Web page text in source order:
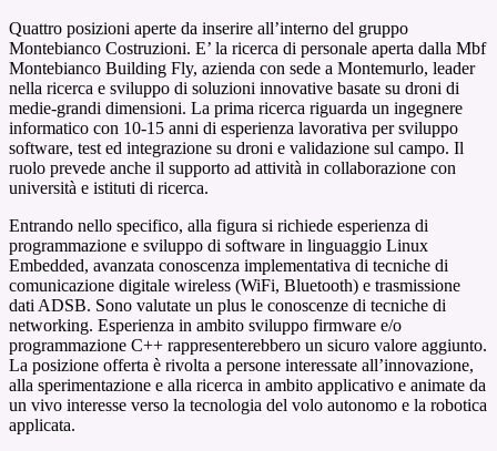
Quattro posizioni aperte da inserire all’interno del gruppo
Montebianco Costruzioni. E’ la ricerca di personale aperta dalla Mbf
Montebianco Building Fly, azienda con sede a Montemurlo, leader
nella ricerca e sviluppo di soluzioni innovative basate su droni di
medie-grandi dimensioni. La prima ricerca riguarda un ingegnere
informatico con 10-15 anni di esperienza lavorativa per sviluppo
software, test ed integrazione su droni e validazione sul campo. Il
ruolo prevede anche il supporto ad attività in collaborazione con
università e istituti di ricerca.
Entrando nello specifico, alla figura si richiede esperienza di
programmazione e sviluppo di software in linguaggio Linux
Embedded, avanzata conoscenza implementativa di tecniche di
comunicazione digitale wireless (WiFi, Bluetooth) e trasmissione
dati ADSB. Sono valutate un plus le conoscenze di tecniche di
networking. Esperienza in ambito sviluppo firmware e/o
programmazione C++ rappresenterebbero un sicuro valore aggiunto.
La posizione offerta è rivolta a persone interessate all’innovazione,
alla sperimentazione e alla ricerca in ambito applicativo e animate da
un vivo interesse verso la tecnologia del volo autonomo e la robotica
applicata.